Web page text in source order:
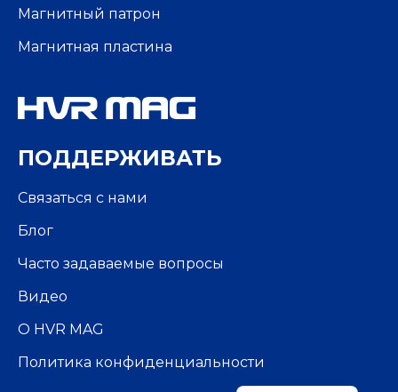
Магнитный патрон
Магнитная пластина
ПОДДЕРЖИВАТЬ
Связаться с нами
Блог
Часто задаваемые вопросы
Видео
О HVR MAG
Политика конфиденциальности